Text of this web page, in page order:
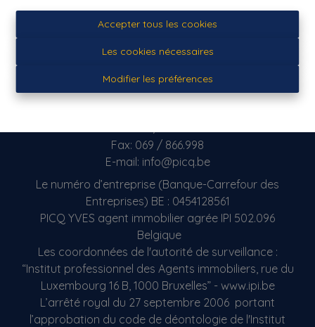
Accepter tous les cookies
Les cookies nécessaires
Modifier les préférences
Avenue de Maire 23 Bis
Fax: 069 / 866.998
E-mail: info@picq.be
Le numéro d’entreprise (Banque-Carrefour des
Entreprises) BE : 0454128561
PICQ YVES agent immobilier agrée IPI 502.096
Belgique
Les coordonnées de l'autorité de surveillance :
“Institut professionnel des Agents immobiliers, rue du
Luxembourg 16 B, 1000 Bruxelles” - www.ipi.be
L’arrêté royal du 27 septembre 2006 portant
l’approbation du code de déontologie de l'Institut